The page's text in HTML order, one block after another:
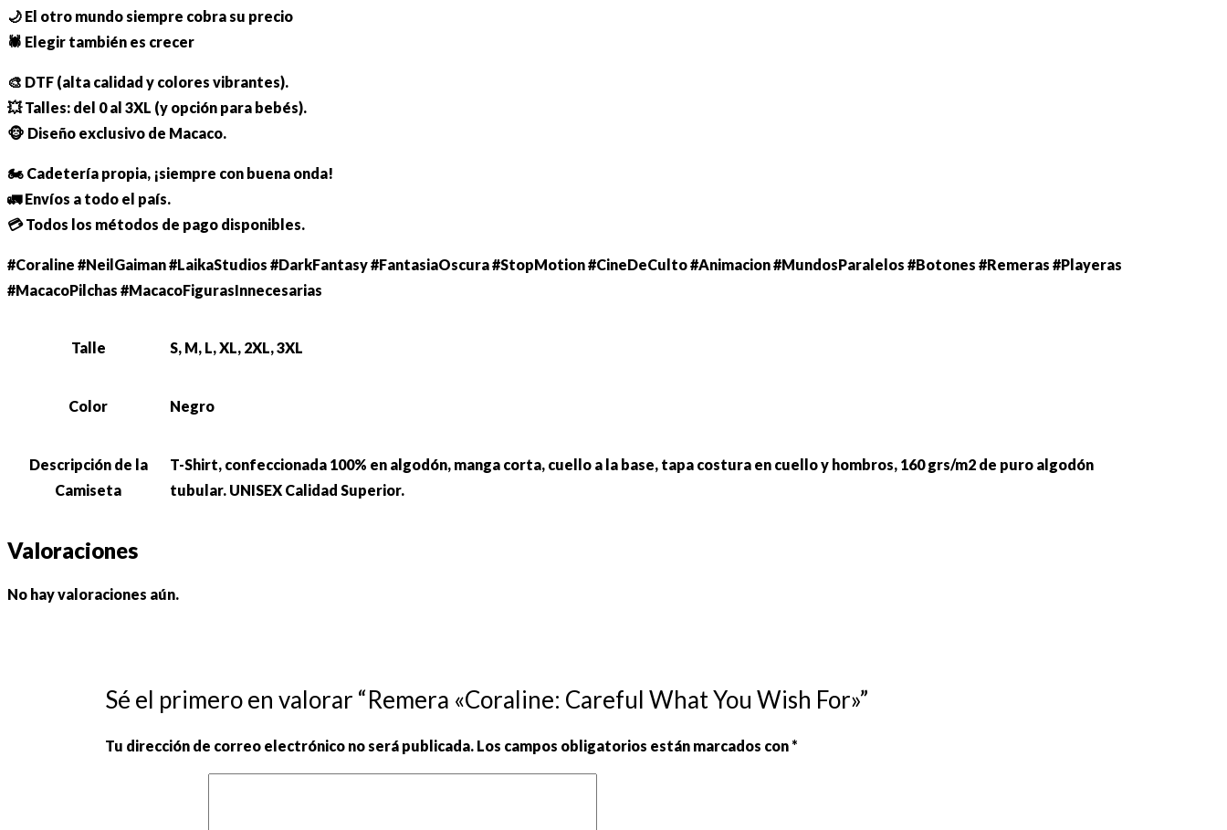
🌙 El otro mundo siempre cobra su precio
🕷️ Elegir también es crecer
🎨 DTF (alta calidad y colores vibrantes).
💥 Talles: del 0 al 3XL (y opción para bebés).
🐵 Diseño exclusivo de Macaco.
🏍️ Cadetería propia, ¡siempre con buena onda!
🚛 Envíos a todo el país.
💳 Todos los métodos de pago disponibles.
#Coraline #NeilGaiman #LaikaStudios #DarkFantasy #FantasiaOscura #StopMotion #CineDeCulto #Animacion #MundosParalelos #Botones #Remeras #Playeras
#MacacoPilchas #MacacoFigurasInnecesarias
Talle S, M, L, XL, 2XL, 3XL
Color Negro
Descripción de la
Camiseta
T-Shirt, confeccionada 100% en algodón, manga corta, cuello a la base, tapa costura en cuello y hombros, 160 grs/m2 de puro algodón
tubular. UNISEX Calidad Superior.
Valoraciones
No hay valoraciones aún.
Sé el primero en valorar “Remera «Coraline: Careful What You Wish For»”
Tu dirección de correo electrónico no será publicada. Los campos obligatorios están marcados con*